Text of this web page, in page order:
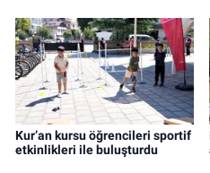
Kur’an kursu öğrencileri sportif
etkinlikleri ile buluşturdu